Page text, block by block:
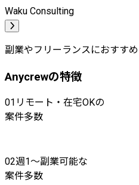
Waku Consulting
副業やフリーランスにおすすめ
Anycrewの特徴
01 リモート・在宅OKの
案件多数
02週1〜副業可能な
案件多数